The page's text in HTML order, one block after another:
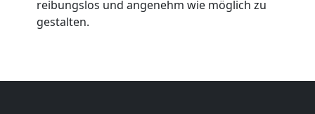
reibungslos und angenehm wie möglich zu
gestalten.
Dornbirn